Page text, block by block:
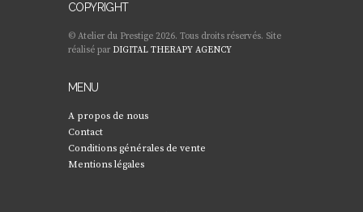
COPYRIGHT
© Atelier du Prestige 2026. Tous droits réservés. Site
réalisé par DIGITAL THERAPY AGENCY
MENU
A propos de nous
Contact
Conditions générales de vente
Mentions légales